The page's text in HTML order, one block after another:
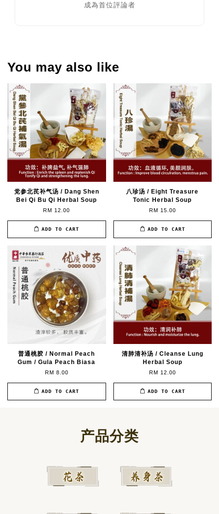
成為首位評論者
You may also like
党参北芪补气汤 / Dang Shen
Bei Qi Bu Qi Herbal Soup
RM 12.00
ADD TO CART
八珍汤 / Eight Treasure
Tonic Herbal Soup
RM 15.00
ADD TO CART
普通桃胶 / Normal Peach
Gum / Gula Peach Biasa
RM 8.00
ADD TO CART
清肺清补汤 / Cleanse Lung
Herbal Soup
RM 12.00
ADD TO CART
产品分类